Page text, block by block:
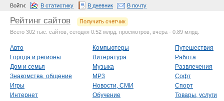
Войти: В статистику В дневник В почту
Рейтинг сайтов
Получить счетчик
Всего 302 тыс. сайтов, сегодня 0.52 млрд. просмотров, вчера - 0.89 млрд.
Авто
Города и регионы
Дом и семья
Знакомства, общение
Игры
Интернет
Компьютеры
Литература
Музыка
MP3
Новости, СМИ
Обучение
Путешествия
Работа
Развлечения
Софт
Спорт
Товары, услуги